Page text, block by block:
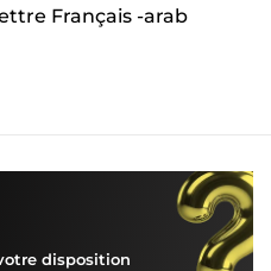
Français -arab
disposition